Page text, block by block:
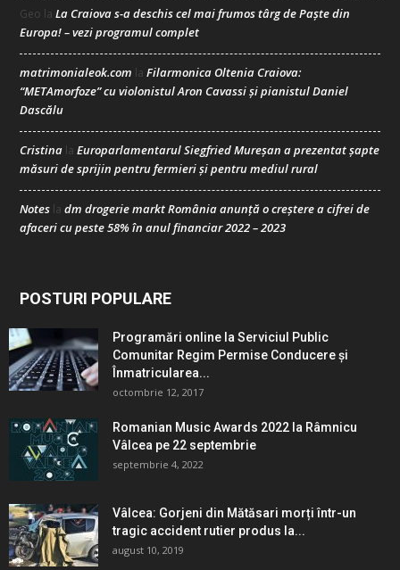
Geo la La Craiova s-a deschis cel mai frumos târg de Paște din
Europa! – vezi programul complet
matrimonialeok.com la Filarmonica Oltenia Craiova:
“METAmorfoze” cu violonistul Aron Cavassi și pianistul Daniel
Dascălu
Cristina la Europarlamentarul Siegfried Mureșan a prezentat șapte
măsuri de sprijin pentru fermieri și pentru mediul rural
Notes la dm drogerie markt România anunță o creștere a cifrei de
afaceri cu peste 58% în anul financiar 2022 – 2023
POSTURI POPULARE
Programări online la Serviciul Public
Comunitar Regim Permise Conducere şi
Înmatricularea...
octombrie 12, 2017
Romanian Music Awards 2022 la Râmnicu
Vâlcea pe 22 septembrie
septembrie 4, 2022
Vâlcea: Gorjeni din Mătăsari morți într-un
tragic accident rutier produs la...
august 10, 2019